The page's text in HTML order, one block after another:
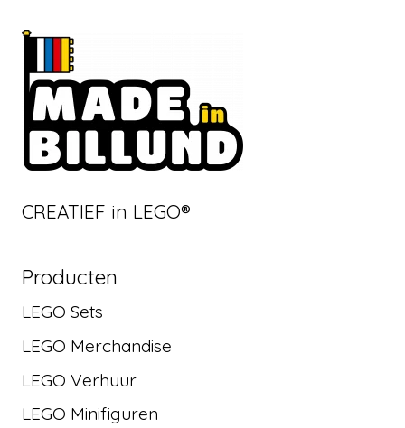
CREATIEF in LEGO®
Producten
LEGO Sets
LEGO Merchandise
LEGO Verhuur
LEGO Minifiguren